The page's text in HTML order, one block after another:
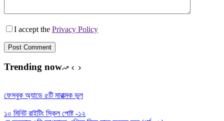
I accept the Privacy Policy
Post Comment
Trending now
ফেসবুক অ্যাডে ৫টি মারাত্মক ভুল
১০ মিনিট রাইটিং স্কিল পোষ্ট -১২